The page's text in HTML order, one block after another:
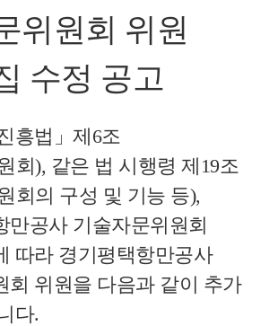
위원회 위원
수정 공고
흥법」제6조
회), 같은 법 시행령 제19조
회의 구성 및 기능 등),
만공사 기술자문위원회
따라 경기평택항만공사
회 위원을 다음과 같이 추가
다.